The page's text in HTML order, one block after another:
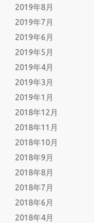
2019年8月
2019年7月
2019年6月
2019年5月
2019年4月
2019年3月
2019年1月
2018年12月
2018年11月
2018年10月
2018年9月
2018年8月
2018年7月
2018年6月
2018年4月